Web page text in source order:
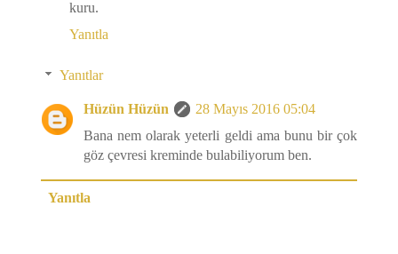
kuru.
Yanıtla
Yanıtlar
Hüzün Hüzün
28 Mayıs 2016 05:04
Bana nem olarak yeterli geldi ama bunu bir çok
göz çevresi kreminde bulabiliyorum ben.
Yanıtla